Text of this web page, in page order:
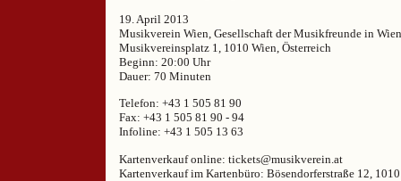
19. April 2013
Musikverein Wien, Gesellschaft der Musikfreunde in Wien
Musikvereinsplatz 1, 1010 Wien, Österreich
Beginn: 20:00 Uhr
Dauer: 70 Minuten
Telefon: +43 1 505 81 90
Fax: +43 1 505 81 90 - 94
Infoline: +43 1 505 13 63
Kartenverkauf online: tickets@musikverein.at
Kartenverkauf im Kartenbüro: Bösendorferstraße 12,